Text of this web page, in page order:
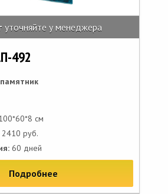
уточняйте у менеджера
492
см
2410 руб.
60 дней
Подробнее